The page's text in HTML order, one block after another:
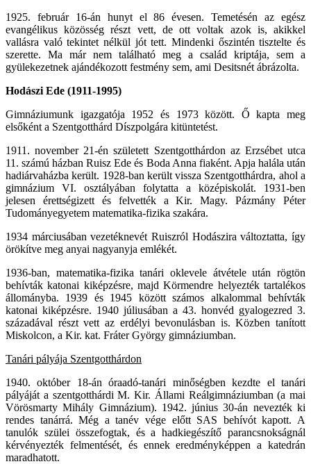
1925. február 16-án hunyt el 86 évesen. Temetésén az egész
evangélikus közösség részt vett, de ott voltak azok is, akikkel
vallásra való tekintet nélkül jót tett. Mindenki őszintén tisztelte és
szerette. Ma már nem található meg a család kriptája, sem a
gyülekezetnek ajándékozott festmény sem, ami Desitsnét ábrázolta.
Hodászi Ede (1911-1995)
Gimnáziumunk igazgatója 1952 és 1973 között. Ő kapta meg
elsőként a Szentgotthárd Díszpolgára kitüntetést.
1911. november 21-én született Szentgotthárdon az Erzsébet utca
11. számú házban Ruisz Ede és Boda Anna fiaként. Apja halála után
hadiárvaházba került. 1928-ban került vissza Szentgotthárdra, ahol a
gimnázium VI. osztályában folytatta a középiskolát. 1931-ben
jelesen érettségizett és felvették a Kir. Magy. Pázmány Péter
Tudományegyetem matematika-fizika szakára.
1934 márciusában vezetéknevét Ruiszról Hodászira változtatta, így
örökítve meg anyai nagyanyja emlékét.
1936-ban, matematika-fizika tanári oklevele átvétele után rögtön
behívták katonai kiképzésre, majd Körmendre helyezték tartalékos
állományba. 1939 és 1945 között számos alkalommal behívták
katonai kiképzésre. 1940 júliusában a 43. honvéd gyalogezred 3.
századával részt vett az erdélyi bevonulásban is. Közben tanított
Miskolcon, a Kir. kat. Fráter György gimnáziumban.
Tanári pályája Szentgotthárdon
1940. október 18-án óraadó-tanári minőségben kezdte el tanári
pályáját a szentgotthárdi M. Kir. Állami Reálgimnáziumban (a mai
Vörösmarty Mihály Gimnázium). 1942. június 30-án nevezték ki
rendes tanárrá. Még a tanév vége előtt SAS behívót kapott. A
tanulók szülei összefogtak, és a hadkiegészítő parancsnokságnál
kérvényezték felmentését, és ennek eredményképpen a katedrán
maradhatott.